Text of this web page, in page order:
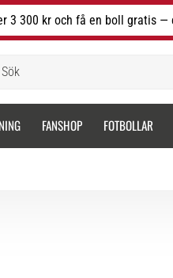
3 300 kr och få en boll gratis
FANSHOP FOTBOLLAR